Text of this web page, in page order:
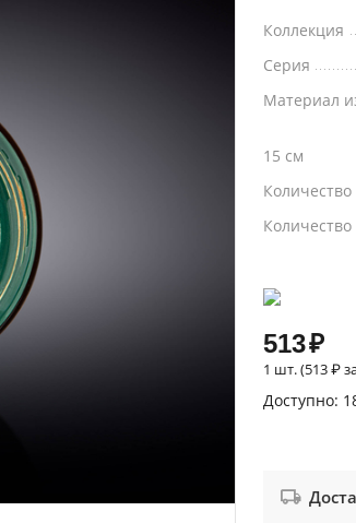
Коллекция
Серия
Материал
15 см
513₽
1 шт. (513₽
Доступно: